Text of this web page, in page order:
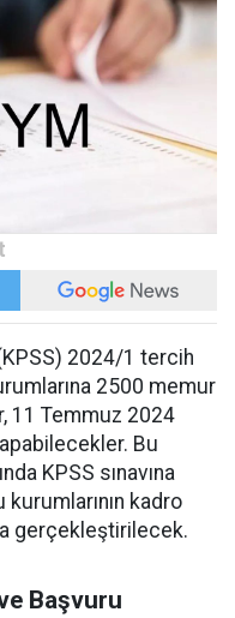
2024/1 tercih
2500 memur
11 Temmuz 2024
Bu
KPSS sınavına
kurumlarının kadro
gerçekleştirilecek.
Başvuru